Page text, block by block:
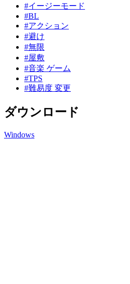
#イージーモード
#BL
#アクション
#避け
#無限
#屋敷
#音楽 ゲーム
#TPS
#難易度 変更
ダウンロード
Windows